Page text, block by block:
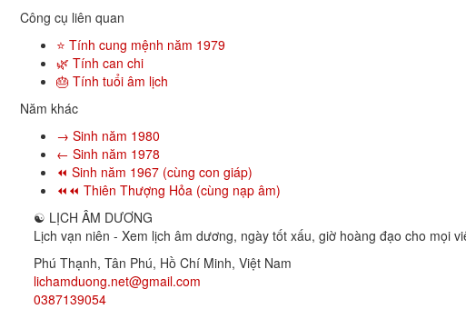
Công cụ liên quan
⭐ Tính cung mệnh năm 1979
🌿 Tính can chi
🎂 Tính tuổi âm lịch
Năm khác
→ Sinh năm 1980
← Sinh năm 1978
⏪ Sinh năm 1967 (cùng con giáp)
⏪⏪ Thiên Thượng Hỏa (cùng nạp âm)
☯ LỊCH ÂM DƯƠNG
Lịch vạn niên - Xem lịch âm dương, ngày tốt xấu, giờ hoàng đạo cho mọi
Phú Thạnh, Tân Phú, Hồ Chí Minh, Việt Nam
lichamduong.net@gmail.com
0387139054